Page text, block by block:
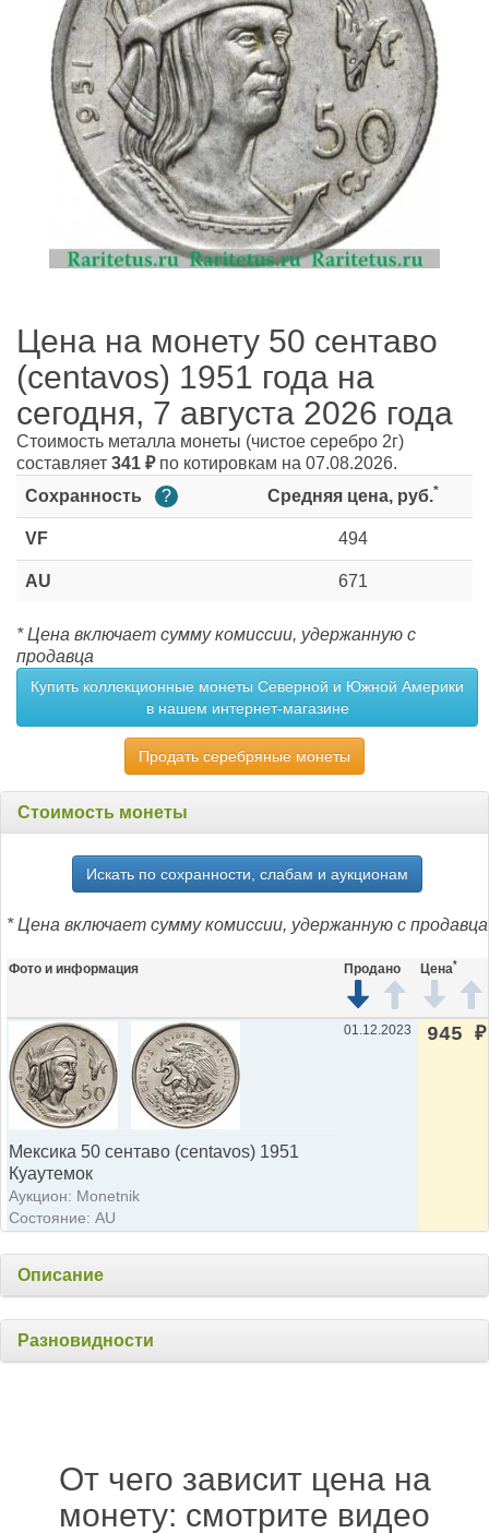
Цена на монету 50 сентаво
(centavos) 1951 года на
сегодня, 7 августа 2026 года
Стоимость металла монеты (чистое серебро 2г)
составляет 341 ₽по котировкам на 07.08.2026.
Сохранность
? Средняя цена, руб.*
VF 494
AU 671
* Цена включает сумму комиссии, удержанную с
продавца
Купить коллекционные монеты Северной и Южной Америки
в нашем интернет-магазине
Продать серебряные монеты
Стоимость монеты
Искать по сохранности, слабам и аукционам
* Цена включает сумму комиссии, удержанную с продавца
Фото и информация Продано Цена*
Мексика 50 сентаво (centavos) 1951
Куаутемок
Аукцион: Monetnik
Состояние: AU
01.12.2023 945 ₽
Описание
Разновидности
От чего зависит цена на
монету: смотрите видео